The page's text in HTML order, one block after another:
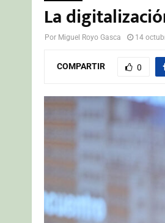
La
Por Miguel Royo Gasca 14
COMPARTIR 0